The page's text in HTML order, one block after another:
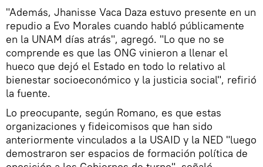
"Además, Jhanisse Vaca Daza estuvo presente en un
repudio a Evo Morales cuando habló públicamente
en la UNAM días atrás", agregó. "Lo que no se
comprende es que las ONG vinieron a llenar el
hueco que dejó el Estado en todo lo relativo al
bienestar socioeconómico y la justicia social", refirió
la fuente.
Lo preocupante, según Romano, es que estas
organizaciones y fideicomisos que han sido
anteriormente vinculados a la USAID y la NED "luego
demostraron ser espacios de formación política de